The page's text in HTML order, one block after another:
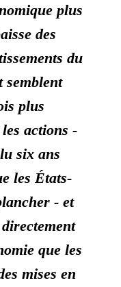
plus
des
du
semblent
plus
actions -
six ans
les États-
- et
que les
mises en